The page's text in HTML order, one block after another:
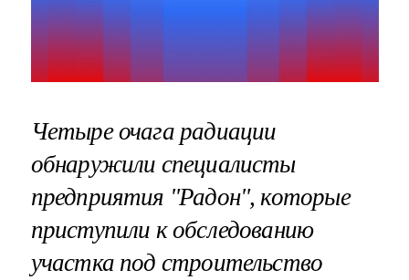
Четыре очага радиации
обнаружили специалисты
предприятия "Радон", которые
приступили к обследованию
участка под строительство